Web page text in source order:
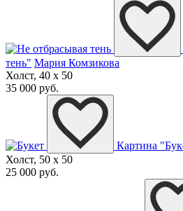
тень" Мария Комзикова
Холст, 40 x 50
35 000 руб.
Картина
Холст, 50 x 50
25 000 руб.